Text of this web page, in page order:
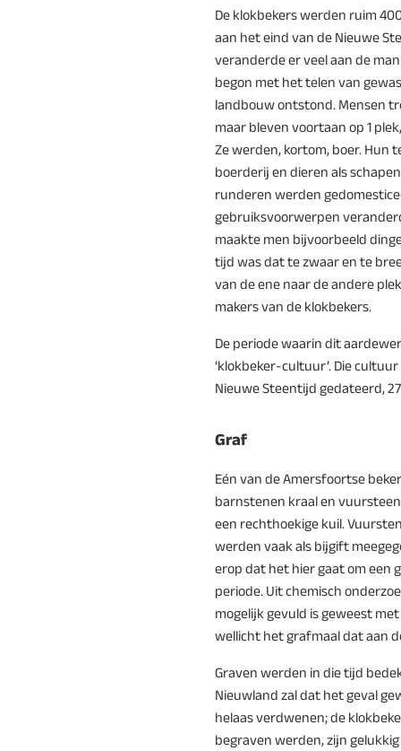
De klokbekers werden ruim
aan het eind van de Nieuwe
veranderde er veel aan de
begon met het telen van
landbouw ontstond. Mensen
maar bleven voortaan op 1
Ze werden, kortom, boer. Hun
boerderij en dieren als
runderen werden
gebruiksvoorwerpen
maakte men bijvoorbeeld
tijd was dat te zwaar en te
van de ene naar de andere
makers van de klokbekers.
De periode waarin dit
‘klokbeker-cultuur’. Die
Nieuwe Steentijd gedateerd,
Graf
Eén van de Amersfoortse
barnstenen kraal en
een rechthoekige kuil.
werden vaak als bijgift
erop dat het hier gaat om een
periode. Uit chemisch
mogelijk gevuld is geweest
wellicht het grafmaal dat aan
Graven werden in die tijd
Nieuwland zal dat het geval
helaas verdwenen; de
begraven werden, zijn